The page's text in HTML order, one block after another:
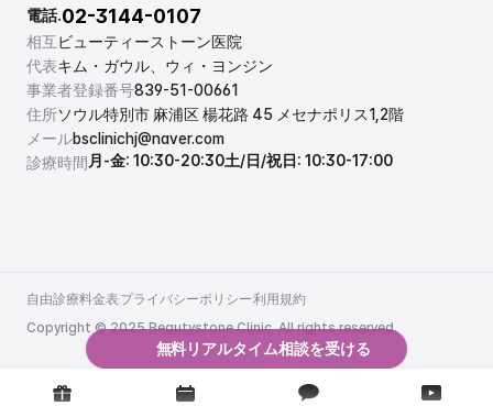
相互ビューティーストーン医院
代表キム・ガウル、ウィ・ヨンジン
事業者登録番号839-51-00661
住所ソウル特別市 麻浦区 楊花路 45 メセナポリス1,2階
メールbsclinichj@naver.com
診療時間 月-金: 10:30-20:30土/日/祝日: 10:30-17:00
電話.02-3144-0107
Copyright © 2025 Beautystone Clinic. All rights reserved.
自由診療料金表
自由診療料金表
プライバシーポリシー
プライバシーポリシー
利用規約
利用規約
無料リアルタイム相談を受ける